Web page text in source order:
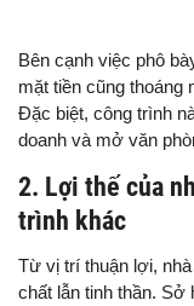
Bên cạnh việc phô
mặt tiền cũng thoáng
Đặc biệt, công trình
doanh và mở văn
2. Lợi thế của
trình khác
Từ vị trí thuận lợi,
chất lẫn tinh thần.